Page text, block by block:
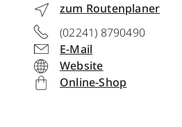
zum Routenplaner
(02241) 8790490
E-Mail
Website
Online-Shop